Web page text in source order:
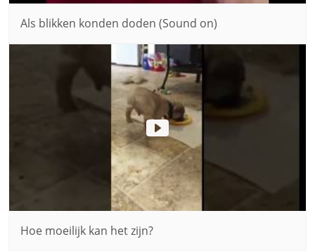
Als blikken konden doden (Sound on)
Hoe moeilijk kan het zijn?